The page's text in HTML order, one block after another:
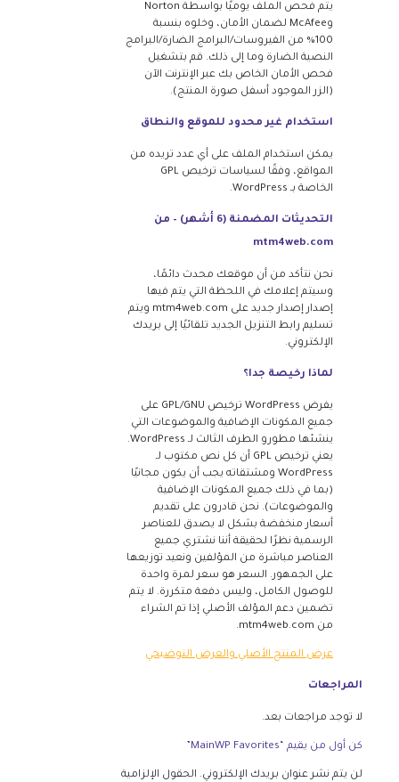
يتم فحص الملف يوميًا بواسطة Norton
وMcAfee لضمان الأمان، وخلوه بنسبة
100% من الفيروسات/البرامج الضارة/البرامج
النصية الضارة وما إلى ذلك. قم بتشغيل
فحص الأمان الخاص بك عبر الإنترنت الآن
(الزر الموجود أسفل صورة المنتج).
استخدام غير محدود للموقع والنطاق
يمكن استخدام الملف على أي عدد تريده من
المواقع، وفقًا لسياسات ترخيص GPL
الخاصة بـ WordPress.
التحديثات المضمنة (6 أشهر) – من
mtm4web.com
نحن نتأكد من أن موقعك محدث دائمًا،
وسيتم إعلامك في اللحظة التي يتم فيها
إصدار إصدار جديد على mtm4web.com ويتم
تسليم رابط التنزيل الجديد تلقائيًا إلى بريدك
الإلكتروني.
لماذا رخيصة جدا؟
يفرض WordPress ترخيص GPL/GNU على
جميع المكونات الإضافية والموضوعات التي
ينشئها مطورو الطرف الثالث لـ WordPress.
يعني ترخيص GPL أن كل نص مكتوب لـ
WordPress ومشتقاته يجب أن يكون مجانيًا
(بما في ذلك جميع المكونات الإضافية
والموضوعات). نحن قادرون على تقديم
أسعار منخفضة بشكل لا يصدق للعناصر
الرسمية نظرًا لحقيقة أننا نشتري جميع
العناصر مباشرة من المؤلفين ونعيد توزيعها
على الجمهور. السعر هو سعر لمرة واحدة
للوصول الكامل، وليس دفعة متكررة. لا يتم
تضمين دعم المؤلف الأصلي إذا تم الشراء
من mtm4web.com.
عرض المنتج الأصلي والعرض التوضيحي
المراجعات
لا توجد مراجعات بعد.
كن أول من يقيم “MainWP Favorites”
لن يتم نشر عنوان بريدك الإلكتروني.
الحقول الإلزامية